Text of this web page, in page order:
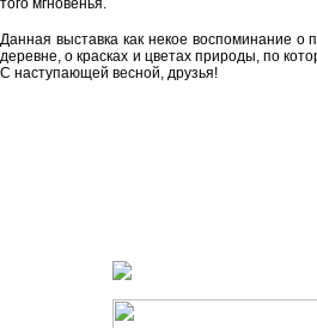
того мгновенья.
Данная выставка как некое воспоминание о
деревне, о красках и цветах природы, по
С наступающей весной, друзья!